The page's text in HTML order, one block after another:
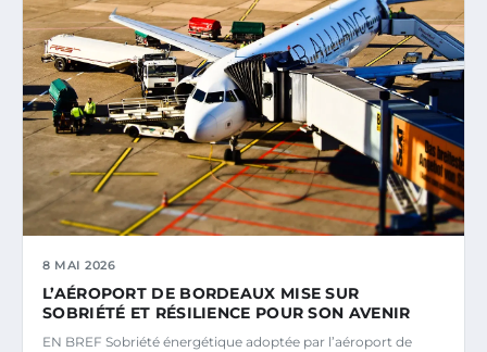
8 MAI 2026
L’AÉROPORT DE BORDEAUX MISE SUR
SOBRIÉTÉ ET RÉSILIENCE POUR SON AVENIR
EN BREF Sobriété énergétique adoptée par l’aéroport de